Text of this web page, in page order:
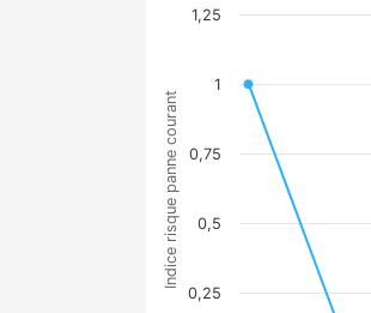
Indice risque panne courant
0,25
0,5
0,75
1
1,25